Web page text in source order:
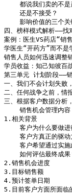
都说我们卖的不是
    还是不接受？
影响价值的三个关
四、榜样模式解析——找
案例：医生VS药店“销
学医生“开药方”而不是
销售人员如何迅速调整
学员收益：知己知彼百
第三单元 计划阶段——
一、我们不会计划失败
二、任何战争之前，情
三、根据客户数据分析
    销售机会管理内容
1.相关背景
客户为什么要做进
客户方真正的驱动
客户希望通过实施
如何评估最终成果
2.销售机会进度
3.目标销售额
4.预计签单日期
5.目前客户方面所面临